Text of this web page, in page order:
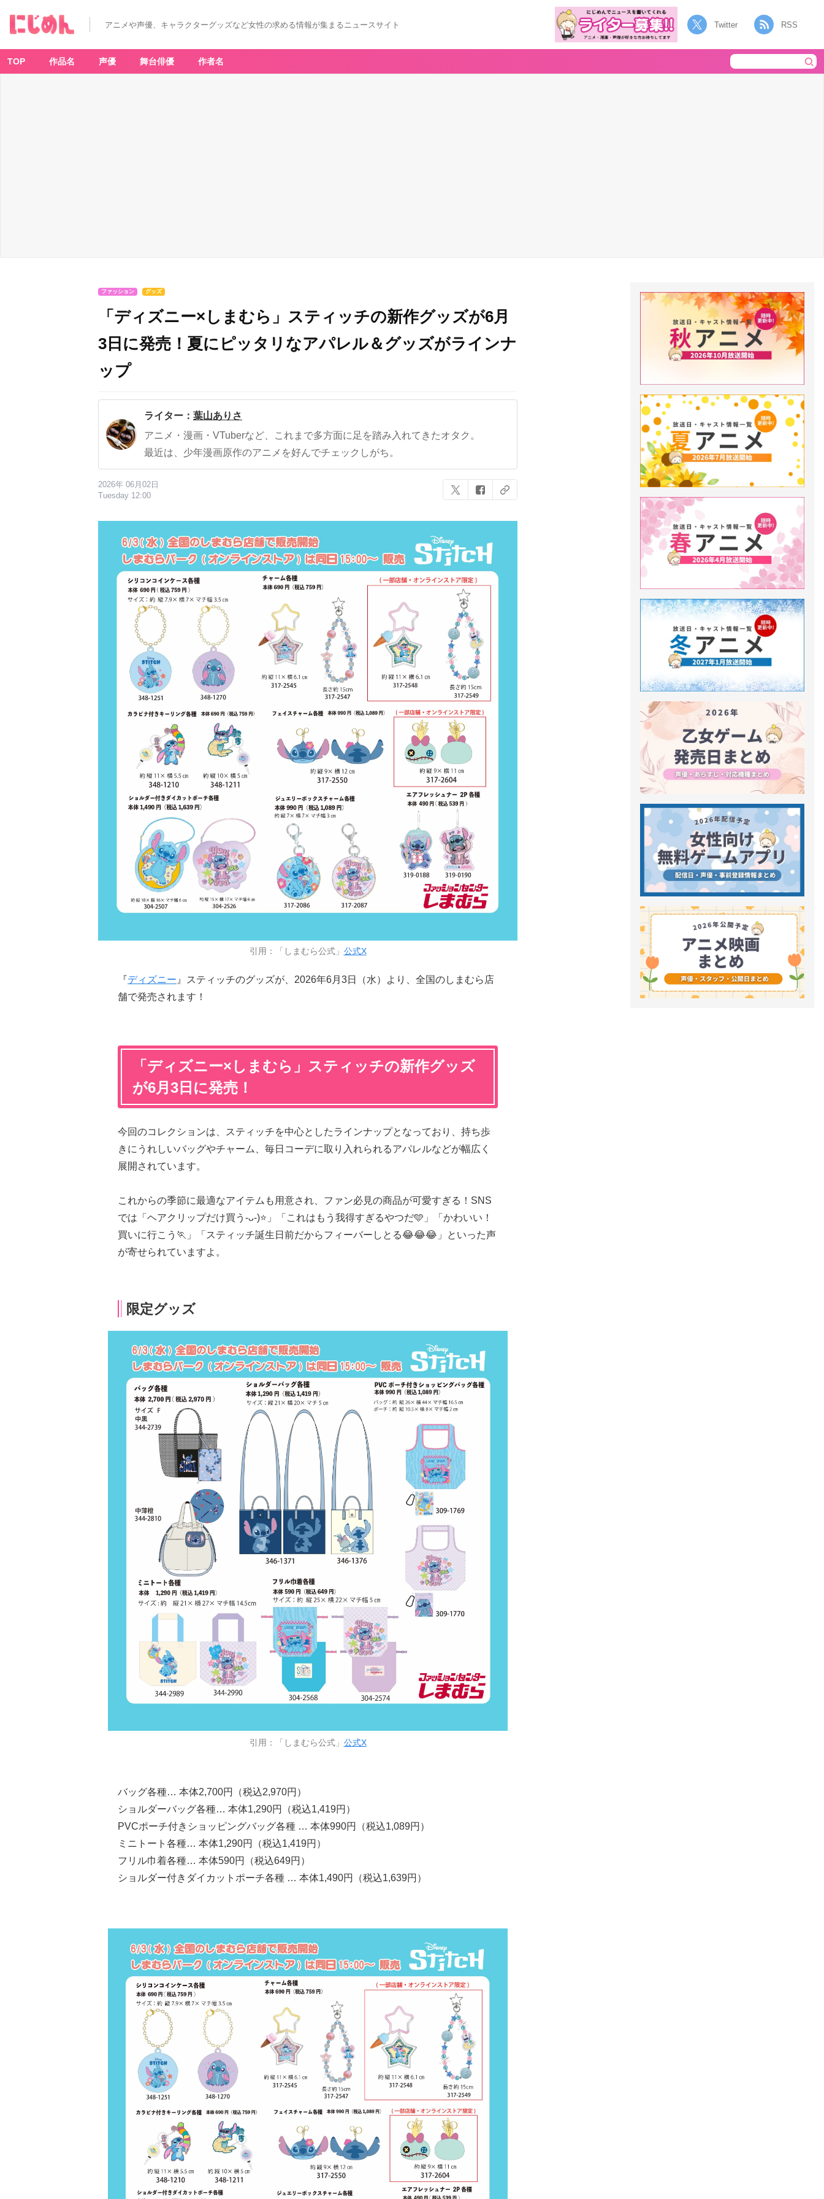
アニメや声優、キャラクターグッズなど女性の求める情報が集まるニュースサイト Twitter RSS
TOP 作品名 声優 舞台俳優 作者名
ファッション グッズ
「ディズニー×しまむら」スティッチの新作グッズが6月
3日に発売！夏にピッタリなアパレル＆グッズがラインナ
ップ
ライター： 葉山ありさ
アニメ・漫画・VTuberなど、これまで多方面に足を踏み入れてきたオタク。
最近は、少年漫画原作のアニメを好んでチェックしがち。
2026年 06月02日
Tuesday 12:00
引用：「しまむら公式」 公式X
『ディズニー 』スティッチのグッズが、2026年6月3日（水）より、全国のしまむら店
舗で発売されます！
「ディズニー×しまむら」スティッチの新作グッズ
が6月3日に発売！
今回のコレクションは、スティッチを中心としたラインナップとなっており、持ち歩
きにうれしいバッグやチャーム、毎日コーデに取り入れられるアパレルなどが幅広く
展開されています。
これからの季節に最適なアイテムも用意され、ファン必見の商品が可愛すぎる！SNS
では「ヘアクリップだけ買う-ᴗ-)⭐️」「これはもう我得すぎるやつだ🩵」「かわいい！
買いに行こう🏃」「スティッチ誕生日前だからフィーバーしとる😂😂😂」といった声
が寄せられていますよ。
限定グッズ
引用：「しまむら公式」 公式X
バッグ各種… 本体2,700円（税込2,970円）
ショルダーバッグ各種… 本体1,290円（税込1,419円）
PVCポーチ付きショッピングバッグ各種 … 本体990円（税込1,089円）
ミニトート各種… 本体1,290円（税込1,419円）
フリル巾着各種… 本体590円（税込649円）
ショルダー付きダイカットポーチ各種 … 本体1,490円（税込1,639円）